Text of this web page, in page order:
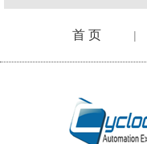
首 页 |